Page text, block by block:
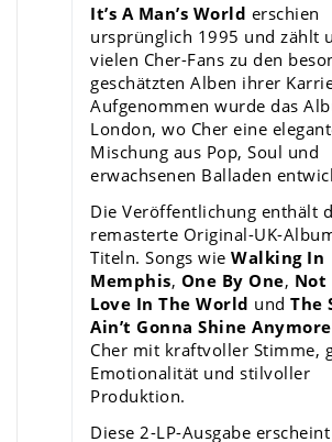
It’s A Man’s World erschien
ursprünglich 1995 und zählt
vielen Cher-Fans zu den
geschätzten Alben ihrer
Aufgenommen wurde das
London, wo Cher eine
Mischung aus Pop, Soul und
erwachsenen Balladen
Die Veröffentlichung enthält
remasterte Original-UK-
Titeln. Songs wie Walking In
Memphis, One By One, Not
Love In The World und The
Ain’t Gonna Shine Anymore
Cher mit kraftvoller Stimme,
Emotionalität und stilvoller
Produktion.
Diese 2-LP-Ausgabe